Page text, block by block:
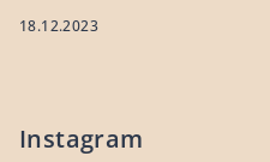
18.12.2023
Instagram